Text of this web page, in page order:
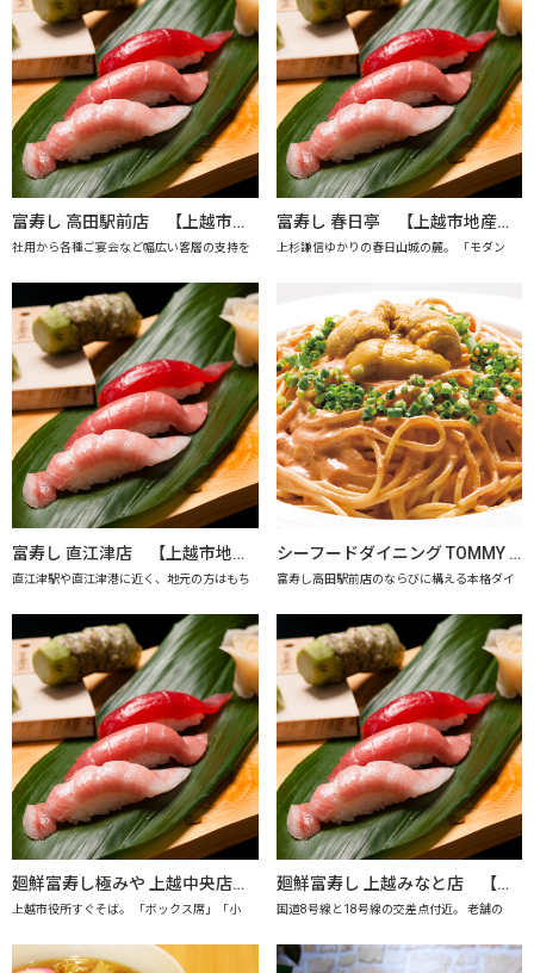
富寿し 高田駅前店 【上越市地産地消の店認定店】
社用から各種ご宴会など幅広い客層の支持を
富寿し 春日亭 【上越市地産地消の店認定店】
上杉謙信ゆかりの春日山城の麓。 「モダン
富寿し 直江津店 【上越市地産地消の店認定店】
直江津駅や直江津港に近く、地元の方はもち
シーフードダイニング TOMMY SAY 【上越市地産地消推進の店認定店】
富寿し高田駅前店のならびに構える本格ダイ
廻鮮富寿し極みや 上越中央店 【上越市地産地消の店認定店】
上越市役所すぐそば。 「ボックス席」「小
廻鮮富寿し 上越みなと店 【上越市地産地消の店認定店】
国道8号線と18号線の交差点付近。 老舗の